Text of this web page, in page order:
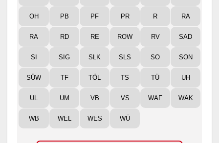
OH PB PF PR R RA
RA RD RE ROW RV SAD
SI SIG SLK SLS SO SON
SÜW TF TÖL TS TÜ UH
UL UM VB VS WAF WAK
WB WEL WES WÜ